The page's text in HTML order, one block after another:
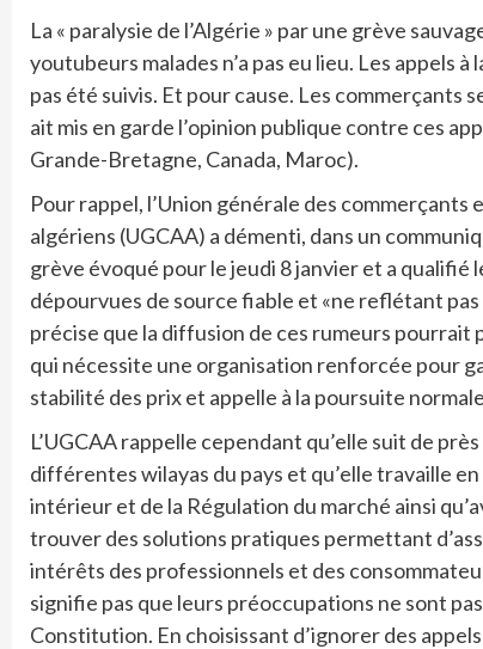
La « paralysie de l’Algérie » par une grève
youtubeurs malades n’a pas eu lieu. Les appels
pas été suivis. Et pour cause. Les commerçants
ait mis en garde l’opinion publique contre ces
Grande-Bretagne, Canada, Maroc).
Pour rappel, l’Union générale des
algériens (UGCAA) a démenti, dans un
grève évoqué pour le jeudi 8 janvier et a qualifié
dépourvues de source fiable et «ne reflétant
précise que la diffusion de ces rumeurs pourrait
qui nécessite une organisation renforcée pour
stabilité des prix et appelle à la poursuite
L’UGCAA rappelle cependant qu’elle suit de
différentes wilayas du pays et qu’elle travaille
intérieur et de la Régulation du marché ainsi
trouver des solutions pratiques permettant
intérêts des professionnels et des
signifie pas que leurs préoccupations ne sont
Constitution. En choisissant d’ignorer des